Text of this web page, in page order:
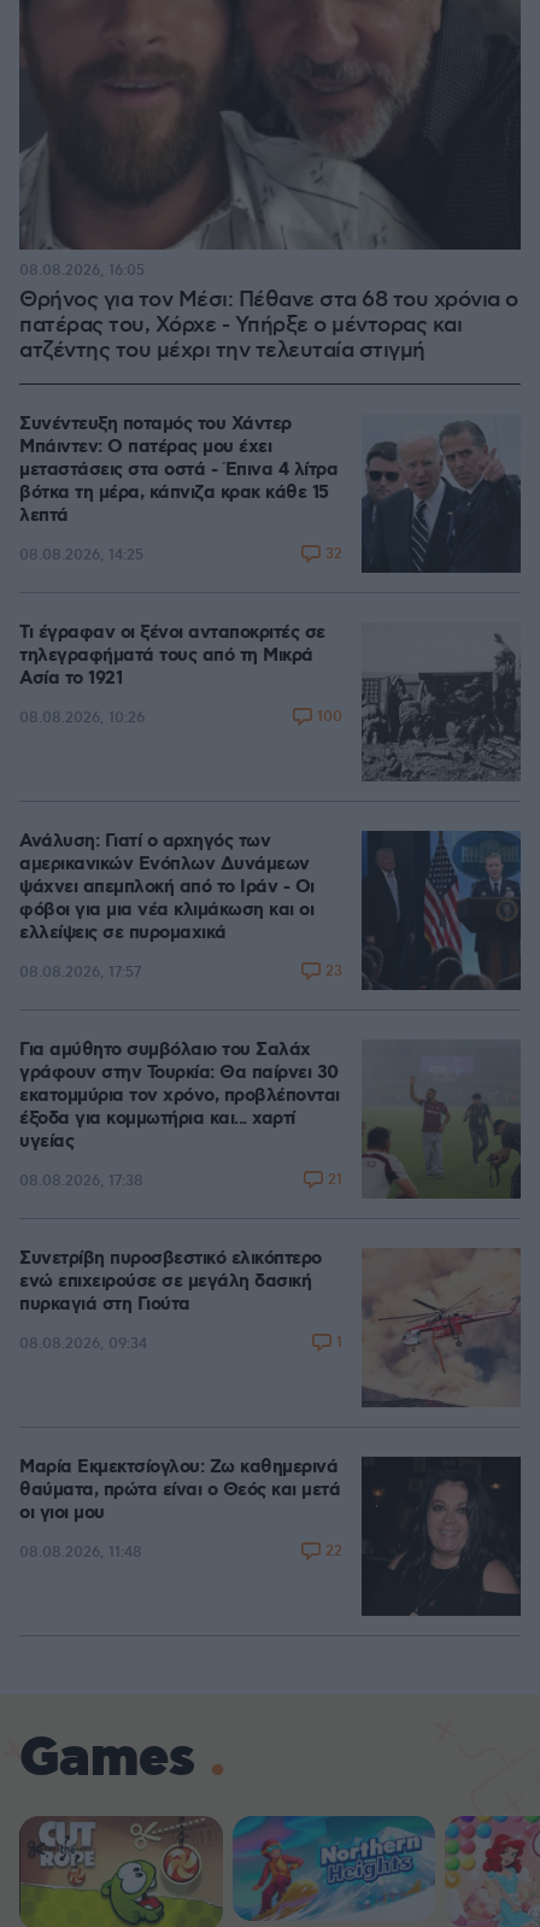
Θρήνος για τον Μέσι: Πέθανε στα 68 του χρόνια ο
πατέρας του, Χόρχε - Υπήρξε ο μέντορας και
ατζέντης του μέχρι την τελευταία στιγμή
08.08.2026, 16:05
Συνέντευξη ποταμός του Χάντερ
Μπάιντεν: Ο πατέρας μου έχει
μεταστάσεις στα οστά - Έπινα 4 λίτρα
βότκα τη μέρα, κάπνιζα κρακ κάθε 15
λεπτά
08.08.2026, 14:25 32
Τι έγραφαν οι ξένοι ανταποκριτές σε
τηλεγραφήματά τους από τη Μικρά
Ασία το 1921
08.08.2026, 10:26 100
Ανάλυση: Γιατί ο αρχηγός των
αμερικανικών Ενόπλων Δυνάμεων
ψάχνει απεμπλοκή από το Ιράν - Οι
φόβοι για μια νέα κλιμάκωση και οι
ελλείψεις σε πυρομαχικά
08.08.2026, 17:57 23
Για αμύθητο συμβόλαιο του Σαλάχ
γράφουν στην Τουρκία: Θα παίρνει 30
εκατομμύρια τον χρόνο, προβλέπονται
έξοδα για κομμωτήρια και... χαρτί
υγείας
08.08.2026, 17:38 21
Συνετρίβη πυροσβεστικό ελικόπτερο
ενώ επιχειρούσε σε μεγάλη δασική
πυρκαγιά στη Γιούτα
08.08.2026, 09:34 1
Μαρία Εκμεκτσίογλου: Ζω καθημερινά
θαύματα, πρώτα είναι ο Θεός και μετά
οι γιοι μου
08.08.2026, 11:48 22
Games